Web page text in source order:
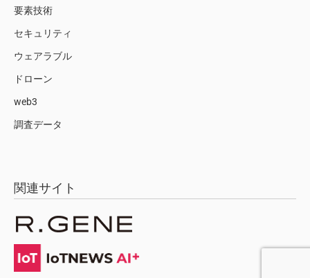
要素技術
セキュリティ
ウェアラブル
ドローン
web3
調査データ
関連サイト